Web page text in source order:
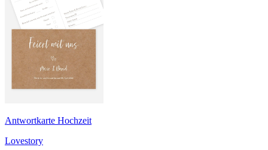
Antwortkarte Hochzeit
Lovestory